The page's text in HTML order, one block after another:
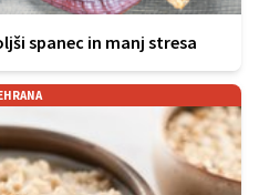
spanec in manj stresa